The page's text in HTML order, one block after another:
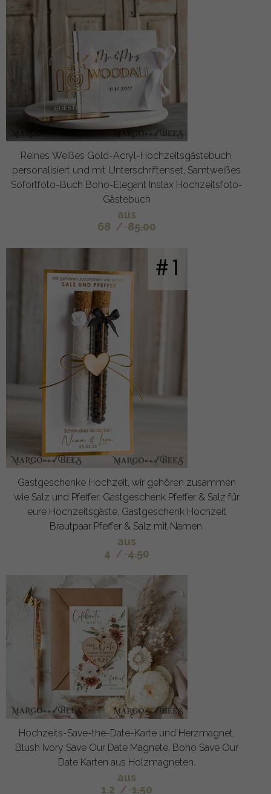
Reines Weißes Gold-Acryl-Hochzeitsgästebuch,
personalisiert und mit Unterschriftenset, Samtweißes
Sofortfoto-Buch Boho-Elegant Instax Hochzeitsfoto-
Gästebuch
aus
68 / 85.00
Gastgeschenke Hochzeit, wir gehören zusammen
wie Salz und Pfeffer. Gastgeschenk Pfeffer & Salz für
eure Hochzeitsgäste, Gastgeschenk Hochzeit
Brautpaar Pfeffer & Salz mit Namen.
aus
4 / 4.50
Hochzeits-Save-the-Date-Karte und Herzmagnet,
Blush Ivory Save Our Date Magnete, Boho Save Our
Date Karten aus Holzmagneten.
aus
1.2 / 1.50